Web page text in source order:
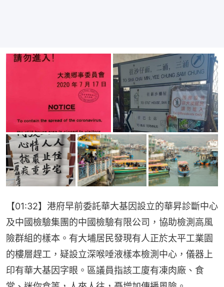
【01:32】港府早前委託華大基因設立的華昇診斷中心
及中國檢驗集團的中國檢驗有限公司，協助檢測高風
險群組的樣本。有大埔居民發現有人正於太平工業園
的樓層趕工，疑設立深喉唾液樣本檢測中心，儀器上
印有華大基因字眼。區議員指該工廈有凍肉廠、食